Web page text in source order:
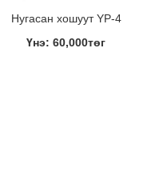
Нугасан хошуут YP-4
Үнэ: 60,000төг